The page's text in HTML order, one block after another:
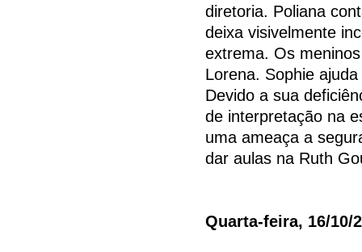
diretoria. Poliana
deixa visivelmente
extrema. Os
Lorena. Sophie
Devido a sua
de interpretação na
uma ameaça a
dar aulas na Ruth
Quarta-feira, 16/10/